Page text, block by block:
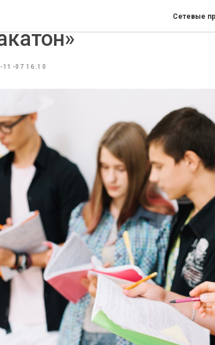
Сетевые
«Московский
11-07 16:10